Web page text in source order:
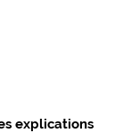
explications